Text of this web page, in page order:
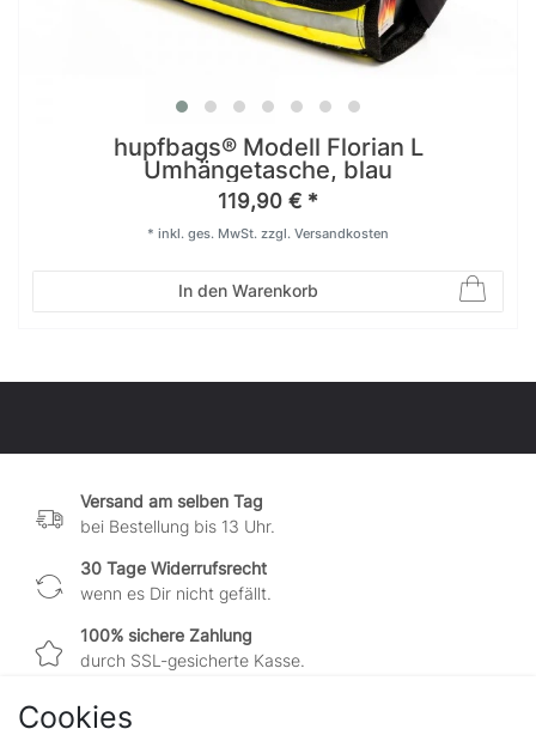
hupfbags® Modell Florian L
Umhängetasche, blau
119,90 € *
In den Warenkorb
* inkl. ges. MwSt. zzgl. Versandkosten
Versand am selben Tag
bei Bestellung bis 13 Uhr.
30 Tage Widerrufsrecht
wenn es Dir nicht gefällt.
100% sichere Zahlung
durch SSL-gesicherte Kasse.
Cookies